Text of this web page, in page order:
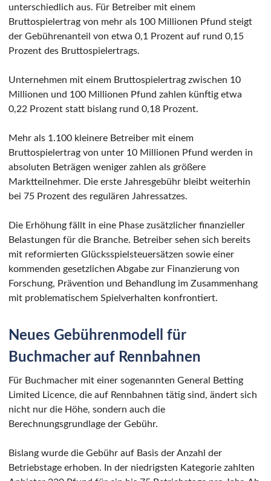
unterschiedlich aus. Für Betreiber mit einem
Bruttospielertrag von mehr als 100 Millionen Pfund steigt
der Gebührenanteil von etwa 0,1 Prozent auf rund 0,15
Prozent des Bruttospielertrags.
Unternehmen mit einem Bruttospielertrag zwischen 10
Millionen und 100 Millionen Pfund zahlen künftig etwa
0,22 Prozent statt bislang rund 0,18 Prozent.
Mehr als 1.100 kleinere Betreiber mit einem
Bruttospielertrag von unter 10 Millionen Pfund werden in
absoluten Beträgen weniger zahlen als größere
Marktteilnehmer. Die erste Jahresgebühr bleibt weiterhin
bei 75 Prozent des regulären Jahressatzes.
Die Erhöhung fällt in eine Phase zusätzlicher finanzieller
Belastungen für die Branche. Betreiber sehen sich bereits
mit reformierten Glücksspielsteuersätzen sowie einer
kommenden gesetzlichen Abgabe zur Finanzierung von
Forschung, Prävention und Behandlung im Zusammenhang
mit problematischem Spielverhalten konfrontiert.
Neues Gebührenmodell für
Buchmacher auf Rennbahnen
Für Buchmacher mit einer sogenannten General Betting
Limited Licence, die auf Rennbahnen tätig sind, ändert sich
nicht nur die Höhe, sondern auch die
Berechnungsgrundlage der Gebühr.
Bislang wurde die Gebühr auf Basis der Anzahl der
Betriebstage erhoben. In der niedrigsten Kategorie zahlten